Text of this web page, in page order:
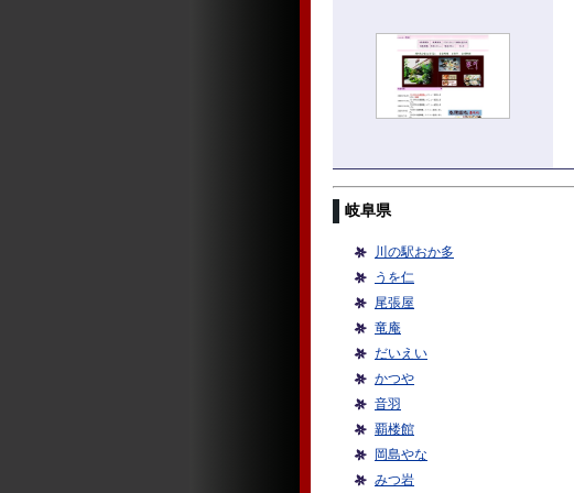
岐阜県
川の駅おか多
うを仁
尾張屋
竜庵
だいえい
かつや
音羽
覇楼館
岡島やな
みつ岩